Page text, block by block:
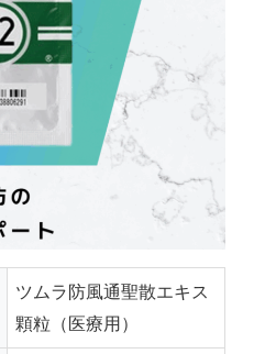
ツムラ防風通聖散エキス
顆粒（医療用）